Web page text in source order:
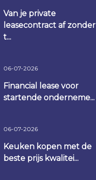
Van je private
leasecontract af zonder
t...
06-07-2026
Financial lease voor
startende onderneme...
06-07-2026
Keuken kopen met de
beste prijs kwalitei...